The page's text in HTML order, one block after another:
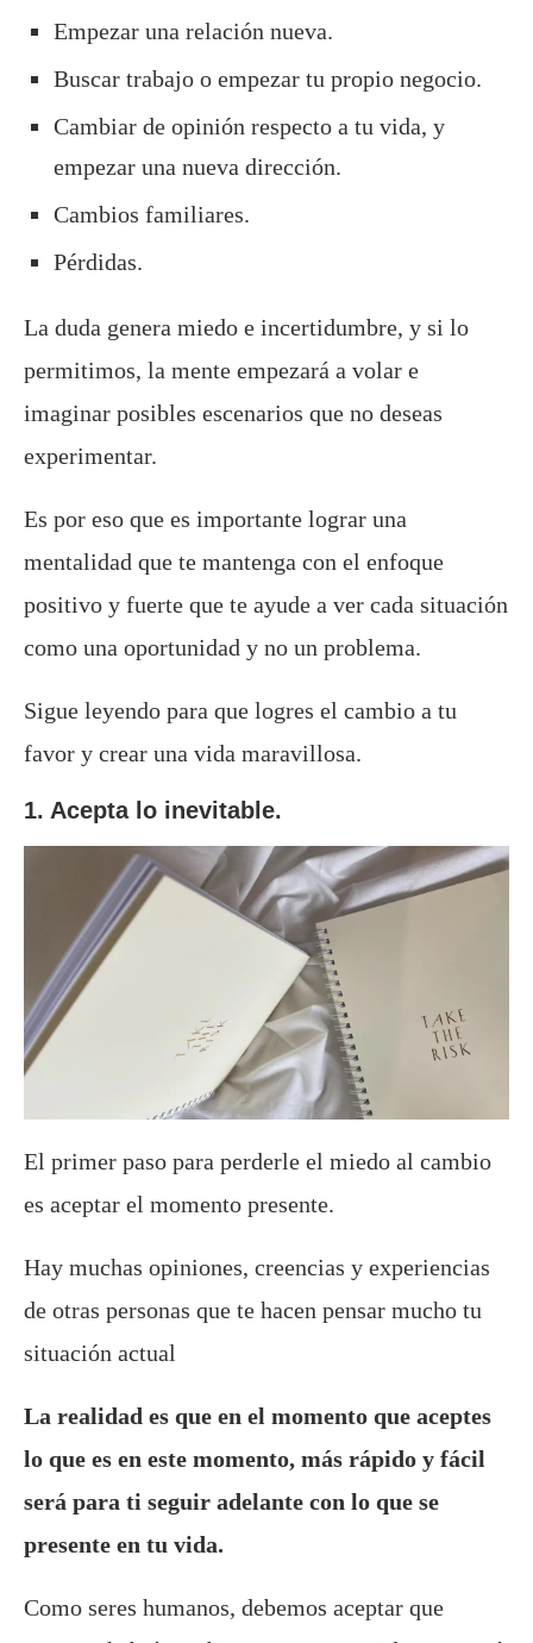
Empezar una relación nueva.
Buscar trabajo o empezar tu propio negocio.
Cambiar de opinión respecto a tu vida, y
empezar una nueva dirección.
Cambios familiares.
Pérdidas.
La duda genera miedo e incertidumbre, y si lo
permitimos, la mente empezará a volar e
imaginar posibles escenarios que no deseas
experimentar.
Es por eso que es importante lograr una
mentalidad que te mantenga con el enfoque
positivo y fuerte que te ayude a ver cada situación
como una oportunidad y no un problema.
Sigue leyendo para que logres el cambio a tu
favor y crear una vida maravillosa.
1. Acepta lo inevitable.
El primer paso para perderle el miedo al cambio
es aceptar el momento presente.
Hay muchas opiniones, creencias y experiencias
de otras personas que te hacen pensar mucho tu
situación actual
La realidad es que en el momento que aceptes
lo que es en este momento, más rápido y fácil
será para ti seguir adelante con lo que se
presente en tu vida.
Como seres humanos, debemos aceptar que